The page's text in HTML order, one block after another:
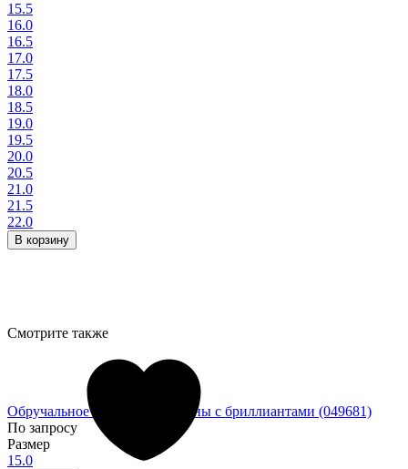
15.5
16.0
16.5
17.0
17.5
18.0
18.5
19.0
19.5
20.0
20.5
21.0
21.5
22.0
В корзину
Обручальное кольцо из платины с бриллиантами (049681)
По запросу
Размер
15.0
Смотрите также